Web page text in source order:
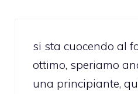
si sta cuocendo al
ottimo, speriamo
una principiante,